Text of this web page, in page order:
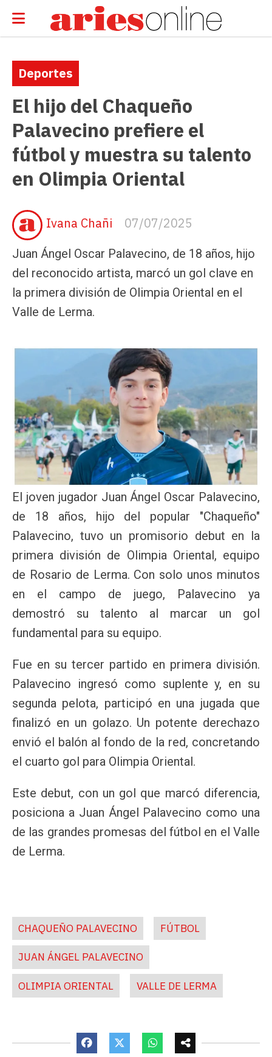
El hijo del Chaqueño
Palavecino prefiere el
fútbol y muestra su talento
en Olimpia Oriental
Juan Ángel Oscar Palavecino, de 18 años, hijo
del reconocido artista, marcó un gol clave en
la primera división de Olimpia Oriental en el
Valle de Lerma.
Deportes
07/07/2025
Ivana Chañi
El joven jugador Juan Ángel Oscar Palavecino,
de 18 años, hijo del popular "Chaqueño"
Palavecino, tuvo un promisorio debut en la
primera división de Olimpia Oriental, equipo
de Rosario de Lerma. Con solo unos minutos
en el campo de juego, Palavecino ya
demostró su talento al marcar un gol
fundamental para su equipo.
Fue en su tercer partido en primera división.
Palavecino ingresó como suplente y, en su
segunda pelota, participó en una jugada que
finalizó en un golazo. Un potente derechazo
envió el balón al fondo de la red, concretando
el cuarto gol para Olimpia Oriental.
Este debut, con un gol que marcó diferencia,
posiciona a Juan Ángel Palavecino como una
de las grandes promesas del fútbol en el Valle
de Lerma.
CHAQUEÑO PALAVECINO FÚTBOL
JUAN ÁNGEL PALAVECINO
OLIMPIA ORIENTAL VALLE DE LERMA